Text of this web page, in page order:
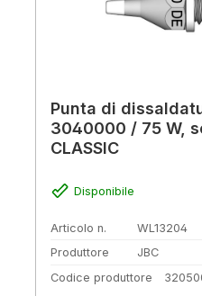
Punta di
3040000 / 75 W,
CLASSIC
Disponibile
Articolo n.
WL13204
Produttore
JBC
Codice produttore